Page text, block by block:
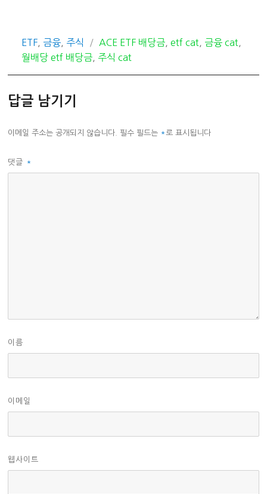
카
테
ETF, 금융, 주식
태
그
ACE ETF 배당금, etf cat, 금융 cat,
월배당 etf 배당금, 주식 cat
답글 남기기
이메일 주소는 공개되지 않습니다. 필수 필드는 *로 표시됩니다
댓글 *
이름
이메일
웹사이트